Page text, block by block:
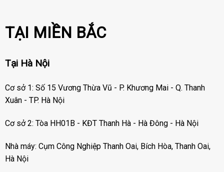
TẠI MIỀN BẮC
Tại Hà Nội
Cơ sở 1: Số 15 Vương Thừa Vũ - P. Khương Mai - Q. Thanh
Xuân - TP. Hà Nội
Cơ sở 2: Tòa HH01B - KĐT Thanh Hà - Hà Đông - Hà Nội
Nhà máy: Cụm Công Nghiệp Thanh Oai, Bích Hòa, Thanh Oai,
Hà Nội